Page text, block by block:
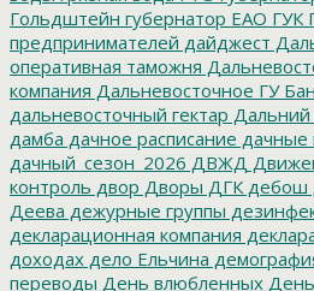
Гольдштейн губернатор ЕАО ГУК
предпринимателей дайджест
оперативная таможня
компания Дальневосточное ГУ
дальневосточный гектар Дальний
дамба дачное расписание дачные
дачный_сезон_2026 ДВЖД
контроль двор Дворы ДГК дебош
Деева дежурные группы
декларационная компания
доходах дело Ельчина
переводы День влюбленных